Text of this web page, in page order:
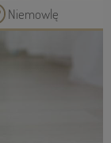
Niemowlę